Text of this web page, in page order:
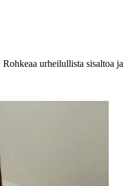
urheilullista sisaltoa ja